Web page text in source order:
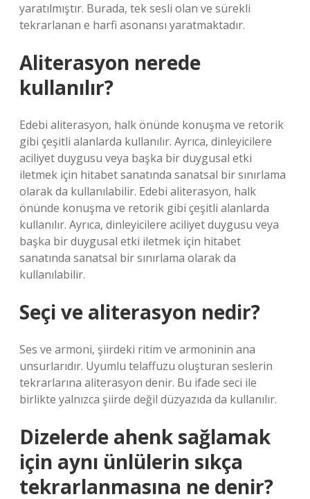
yaratılmıştır. Burada, tek sesli olan ve sürekli
tekrarlanan e harfi asonansı yaratmaktadır.
Aliterasyon nerede
kullanılır?
Edebi aliterasyon, halk önünde konuşma ve retorik
gibi çeşitli alanlarda kullanılır. Ayrıca, dinleyicilere
aciliyet duygusu veya başka bir duygusal etki
iletmek için hitabet sanatında sanatsal bir sınırlama
olarak da kullanılabilir. Edebi aliterasyon, halk
önünde konuşma ve retorik gibi çeşitli alanlarda
kullanılır. Ayrıca, dinleyicilere aciliyet duygusu veya
başka bir duygusal etki iletmek için hitabet
sanatında sanatsal bir sınırlama olarak da
kullanılabilir.
Seçi ve aliterasyon nedir?
Ses ve armoni, şiirdeki ritim ve armoninin ana
unsurlarıdır. Uyumlu telaffuzu oluşturan seslerin
tekrarlarına aliterasyon denir. Bu ifade seci ile
birlikte yalnızca şiirde değil düzyazıda da kullanılır.
Dizelerde ahenk sağlamak
için aynı ünlülerin sıkça
tekrarlanmasına ne denir?